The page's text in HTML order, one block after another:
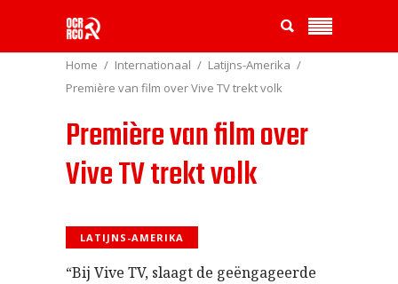
Home Internationaal
Latijns-Amerika
Première van film over Vive TV trekt volk
Première van film over
Vive TV trekt volk
LATIJNS-AMERIKA
“Bij Vive TV, slaagt de geëngageerde